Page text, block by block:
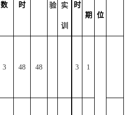
数 时 时
期 位
验 实
训
3 48 48 3 1